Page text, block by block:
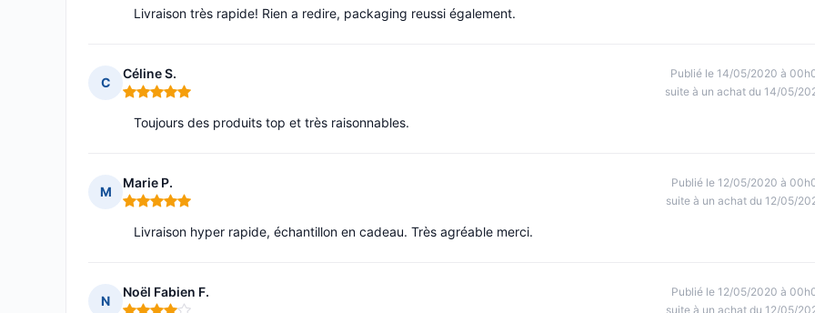
Livraison très rapide! Rien a redire, packaging reussi également.
C
Céline S.
Note : 5 sur 5
Publié le 14/05/2020 à
suite à un achat du 14/05/
Toujours des produits top et très raisonnables.
M
Marie P.
Note : 5 sur 5
Publié le 12/05/2020 à
suite à un achat du 12/05/
Livraison hyper rapide, échantillon en cadeau. Très agréable merci.
N
Noël Fabien F.
Publié le 12/05/2020 à
suite à un achat du 12/05/